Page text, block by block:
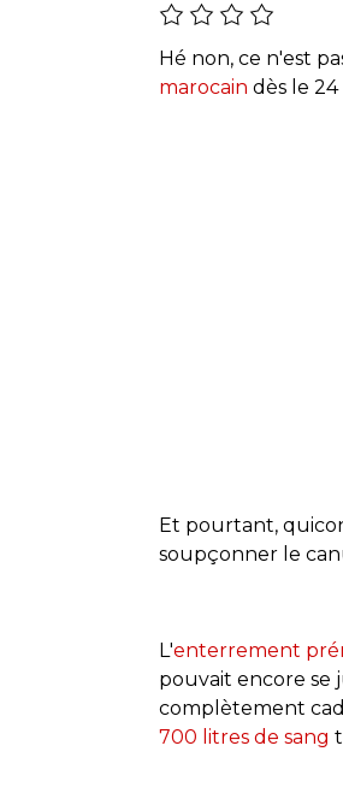
Hé non, ce n'est
marocain dès le 24
Et pourtant,
soupçonner le
L'enterrement
pouvait encore se
complètement
700 litres de sang